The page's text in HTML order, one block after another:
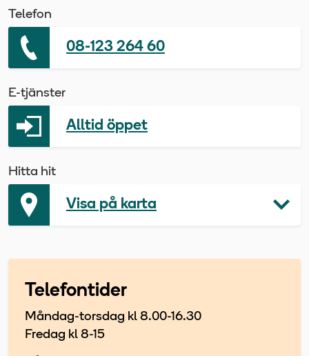
Telefon
08-123 264 60
E-tjänster
Alltid öppet
Hitta hit
Visa på karta
Telefontider
Måndag-torsdag kl 8.00-16.30
Fredag kl 8-15